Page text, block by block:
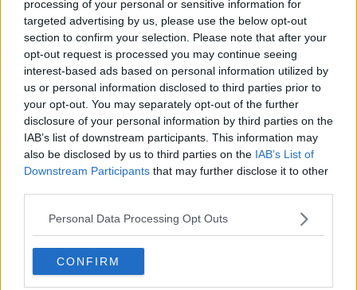
processing of your personal or sensitive information for
targeted advertising by us, please use the below opt-out
section to confirm your selection. Please note that after your
opt-out request is processed you may continue seeing
interest-based ads based on personal information utilized by
us or personal information disclosed to third parties prior to
your opt-out. You may separately opt-out of the further
disclosure of your personal information by third parties on the
IAB’s list of downstream participants. This information may
also be disclosed by us to third parties on the IAB’s List of
Downstream Participants that may further disclose it to other
Personal Data Processing Opt Outs
CONFIRM
immortalato nel celebre scatto di Alberto Korda. Autore dell'opera è
l'artista argentinoJorge Romero.
"Quando ci è stata proposta questa opera dal comitato promotore
l'abbiamo accolta con entusiasmo - ha detto la sindacaSerena
Arrighidurante l'inaugurazione, cui ha partecipato anche
l'ambasciatrice cubana in Italia, Mirtha Granda Averhoff - sono
convinta, d'altronde, che in un mondo in cui si parla di
accendere la luce su un’icona immortale che ci parla di libertà
e altruismo. Noi condanniamo fortemente ogni totalitarismo, ogni
regime che anche solo parzialmente lede i diritti delle persone e
della collettività. Rimarchiamo però che gli affronti alle vittime sono
quelli di chi tollera i saluti romani e gli inni al duce all’interno dei